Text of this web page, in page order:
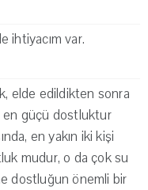
ihtiyacım var.
elde edildikten sonra
en güçü dostluktur
en yakın iki kişi
mudur, o da çok su
dostluğun önemli bir